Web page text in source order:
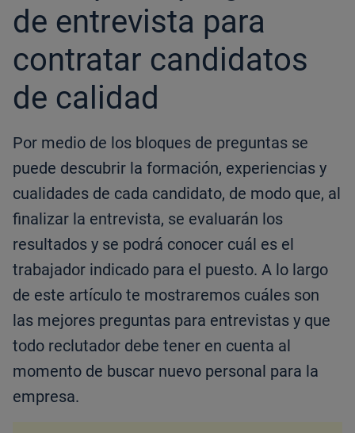
de entrevista para
contratar candidatos
de calidad
Por medio de los bloques de preguntas se
puede descubrir la formación, experiencias y
cualidades de cada candidato, de modo que, al
finalizar la entrevista, se evaluarán los
resultados y se podrá conocer cuál es el
trabajador indicado para el puesto. A lo largo
de este artículo te mostraremos cuáles son
las mejores preguntas para entrevistas y que
todo reclutador debe tener en cuenta al
momento de buscar nuevo personal para la
empresa.